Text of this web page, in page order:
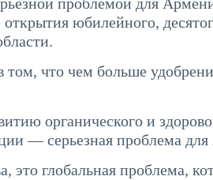
юбилейного,
что чем больше
органического и
— серьезная проблема
это глобальная проблема,